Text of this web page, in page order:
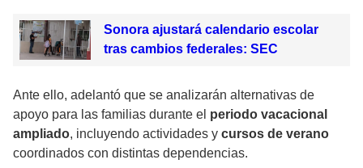
Sonora ajustará calendario escolar
tras cambios federales: SEC
Ante ello, adelantó que se analizarán alternativas de
apoyo para las familias durante el periodo vacacional
ampliado, incluyendo actividades y cursos de verano
coordinados con distintas dependencias.